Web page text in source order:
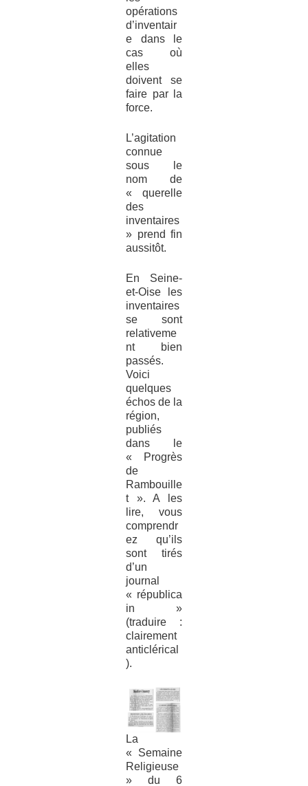
opérations
d’inventair
e dans le
cas où
elles
doivent se
faire par la
force.
L’agitation
connue
sous le
nom de
« querelle
des
inventaires
» prend fin
aussitôt.
En Seine-
et-Oise les
inventaires
se sont
relativeme
nt bien
passés.
Voici
quelques
échos de la
région,
publiés
dans le
« Progrès
de
Rambouille
t ». A les
lire, vous
comprendr
ez qu’ils
sont tirés
d’un
journal
« républica
in »
(traduire :
clairement
anticlérical
).
La
« Semaine
Religieuse
» du 6